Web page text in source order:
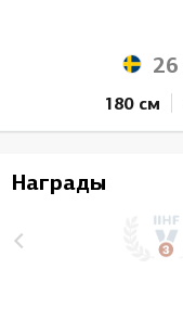
26
180 см
Награды